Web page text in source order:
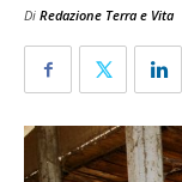
Di Redazione Terra e Vita